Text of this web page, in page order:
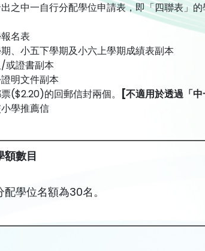
之中一自行分配學位申請表，即「四聯表」
名表
、小五下學期及小六上學期成績表副本
或證書副本
明文件副本
($2.20)的回郵信封兩個。
[不適用於透過「
學推薦信
額數目
學位名額為30名。